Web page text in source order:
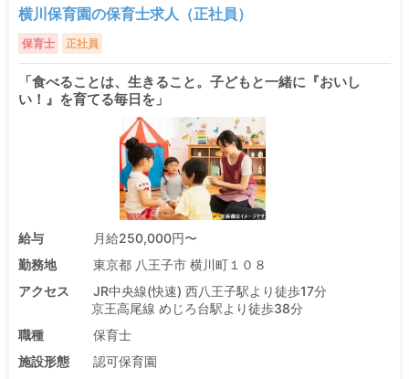
横川保育園の保育士求人（正社員）
保育士 正社員
「食べることは、生きること。子どもと一緒に『おいし
い！』を育てる毎日を」
給与
月給250,000円〜
勤務地
東京都 八王子市 横川町１０８
アクセス
JR中央線(快速) 西八王子駅より徒歩17分
京王高尾線 めじろ台駅より徒歩38分
職種
保育士
施設形態
認可保育園